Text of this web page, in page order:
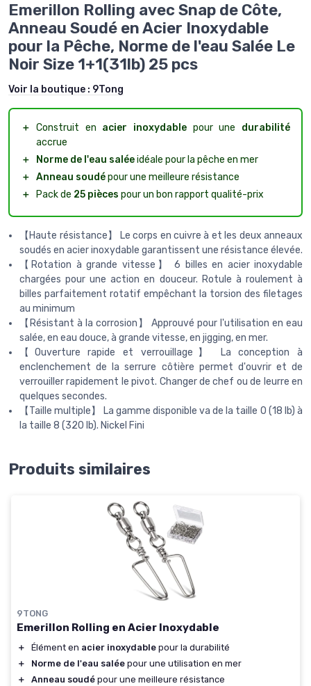
Emerillon Rolling avec Snap de Côte,
Anneau Soudé en Acier Inoxydable
pour la Pêche, Norme de l'eau Salée Le
Noir Size 1+1(31lb) 25 pcs
Voir la boutique : 9Tong
＋ Construit en acier inoxydable pour une durabilité
accrue
＋
Norme de l'eau saléeidéale pour la pêche en mer
＋ Anneau soudépour une meilleure résistance
＋ Pack de 25 pièces pour un bon rapport qualité-prix
【Haute résistance】 Le corps en cuivre à et les deux anneaux
soudés en acier inoxydable garantissent une résistance élevée.
【Rotation à grande vitesse】 6 billes en acier inoxydable
chargées pour une action en douceur. Rotule à roulement à
billes parfaitement rotatif empêchant la torsion des filetages
au minimum
【Résistant à la corrosion】 Approuvé pour l'utilisation en eau
salée, en eau douce, à grande vitesse, en jigging, en mer.
【Ouverture rapide et verrouillage】 La conception à
enclenchement de la serrure côtière permet d'ouvrir et de
verrouiller rapidement le pivot. Changer de chef ou de leurre en
quelques secondes.
【Taille multiple】 La gamme disponible va de la taille 0 (18 lb) à
la taille 8 (320 lb). Nickel Fini
Produits similaires
9TONG
Emerillon Rolling en Acier Inoxydable
＋ Élément en acier inoxydable pour la durabilité
＋
Norme de l'eau salée pour une utilisation en mer
＋
Anneau soudé pour une meilleure résistance